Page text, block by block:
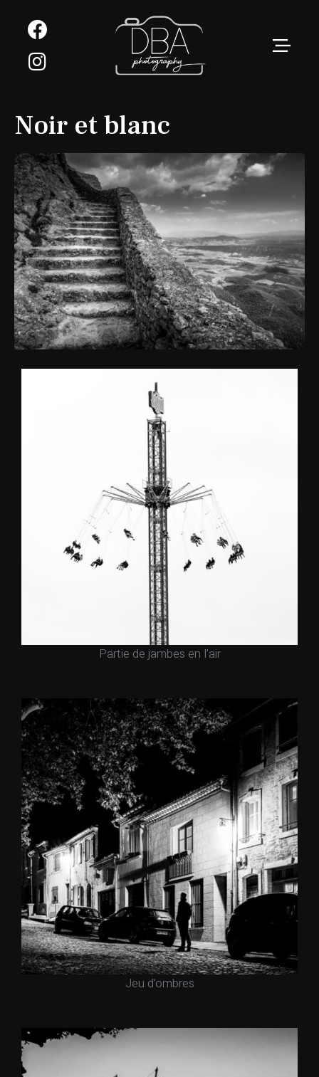
Noir et blanc
Partie de jambes en l’air
Jeu d’ombres